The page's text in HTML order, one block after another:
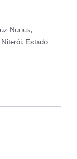
Nunes,
Niterói, Estado